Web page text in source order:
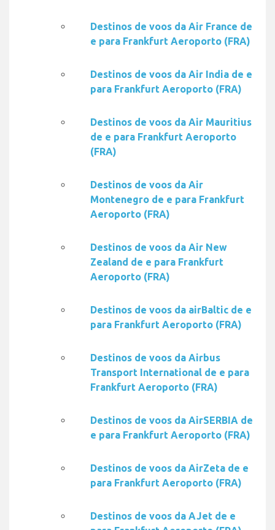
Destinos de voos da Air France de
e para Frankfurt Aeroporto (FRA)
Destinos de voos da Air India de e
para Frankfurt Aeroporto (FRA)
Destinos de voos da Air Mauritius
de e para Frankfurt Aeroporto
(FRA)
Destinos de voos da Air
Montenegro de e para Frankfurt
Aeroporto (FRA)
Destinos de voos da Air New
Zealand de e para Frankfurt
Aeroporto (FRA)
Destinos de voos da airBaltic de e
para Frankfurt Aeroporto (FRA)
Destinos de voos da Airbus
Transport International de e para
Frankfurt Aeroporto (FRA)
Destinos de voos da AirSERBIA de
e para Frankfurt Aeroporto (FRA)
Destinos de voos da AirZeta de e
para Frankfurt Aeroporto (FRA)
Destinos de voos da AJet de e